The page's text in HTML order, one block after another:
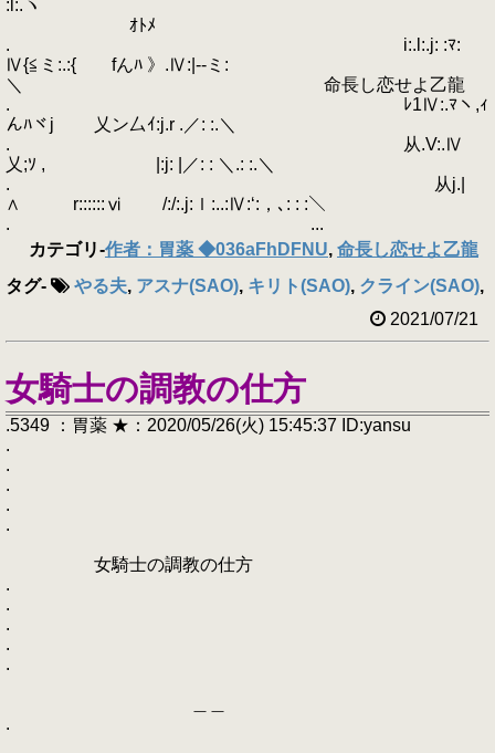
:l:.ヽ
ｵﾄﾒ
. i:.l:.j: :ﾏ:
Ⅳ{≦ミ:.:{ fんﾊ 》.Ⅳ:|‐-ミ:
＼ 命長し恋せよ乙龍
. ﾚ1Ⅳ:.ﾏヽ,ｨ
んﾊヾj 乂ン厶ｲ:j.r .／: :.＼
. 从.V:.Ⅳゝ
乂;ｿ , |:j: |／: : ＼.: :.＼
. ゝ从j.|
∧ r::::::ⅵ /:/:.j:ｌ:..:Ⅳ:‘:，､: : :＼
. ...
カテゴリ-作者：胃薬 ◆036aFhDFNU, 命長し恋せよ乙龍
タグ- やる夫, アスナ(SAO), キリト(SAO), クライン(SAO),
2021/07/21
女騎士の調教の仕方
.5349 ：胃薬 ★：2020/05/26(火) 15:45:37 ID:yansu
.
.
.
.
.
女騎士の調教の仕方
.
.
.
.
.
.